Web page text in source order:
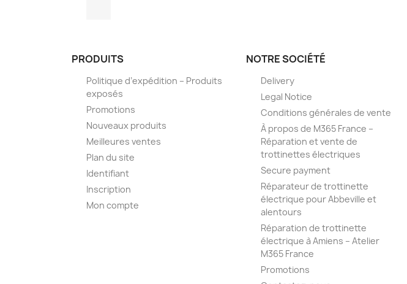
PRODUITS
Politique d’expédition – Produits
exposés
Promotions
Nouveaux produits
Meilleures ventes
Plan du site
Identifiant
Inscription
Mon compte
NOTRE SOCIÉTÉ
Delivery
Legal Notice
Conditions générales de vente
À propos de M365 France –
Réparation et vente de
trottinettes électriques
Secure payment
Réparateur de trottinette
électrique pour Abbeville et
alentours
Réparation de trottinette
électrique à Amiens – Atelier
M365 France
Promotions